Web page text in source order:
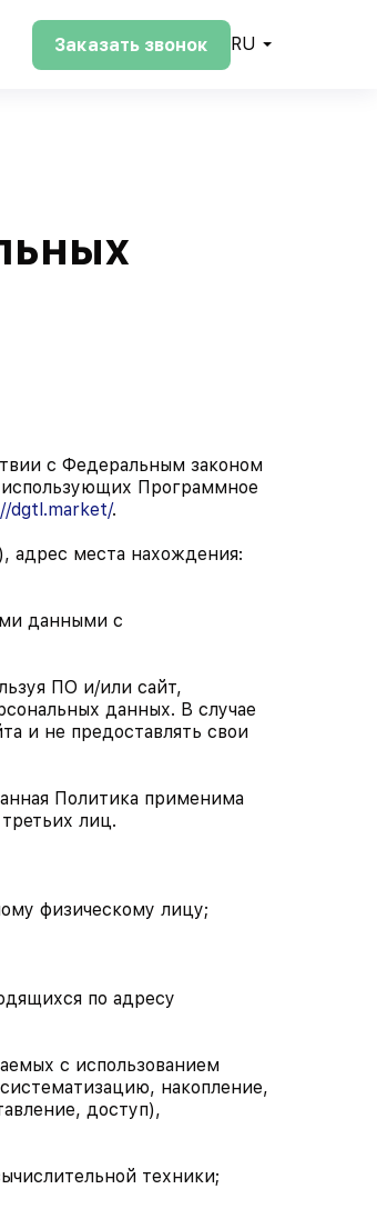
Заказать звонок RU
с Федеральным законом
Программное
dgtl.market/.
адрес места нахождения:
данными с
ПО и/или сайт,
данных. В случае
и не предоставлять свои
Политика применима
лиц.
физическому лицу;
по адресу
с использованием
накопление,
доступ),
техники;